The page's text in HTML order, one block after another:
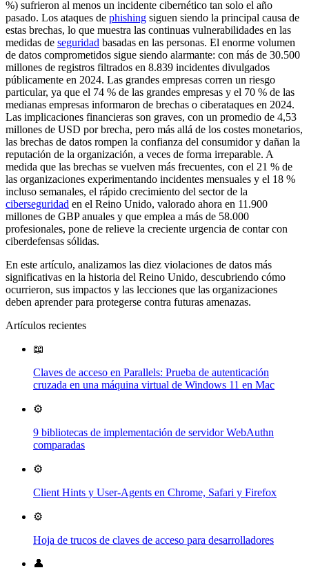
%) sufrieron al menos un incidente cibernético tan solo el año
pasado. Los ataques de phishing siguen siendo la principal causa de
estas brechas, lo que muestra las continuas vulnerabilidades en las
medidas de seguridad basadas en las personas. El enorme volumen
de datos comprometidos sigue siendo alarmante: con más de 30.500
millones de registros filtrados en 8.839 incidentes divulgados
públicamente en 2024. Las grandes empresas corren un riesgo
particular, ya que el 74 % de las grandes empresas y el 70 % de las
medianas empresas informaron de brechas o ciberataques en 2024.
Las implicaciones financieras son graves, con un promedio de 4,53
millones de USD por brecha, pero más allá de los costes monetarios,
las brechas de datos rompen la confianza del consumidor y dañan la
reputación de la organización, a veces de forma irreparable. A
medida que las brechas se vuelven más frecuentes, con el 21 % de
las organizaciones experimentando incidentes mensuales y el 18 %
incluso semanales, el rápido crecimiento del sector de la
ciberseguridad en el Reino Unido, valorado ahora en 11.900
millones de GBP anuales y que emplea a más de 58.000
profesionales, pone de relieve la creciente urgencia de contar con
ciberdefensas sólidas.
En este artículo, analizamos las diez violaciones de datos más
significativas en la historia del Reino Unido, descubriendo cómo
ocurrieron, sus impactos y las lecciones que las organizaciones
deben aprender para protegerse contra futuras amenazas.
Artículos recientes
📖
Claves de acceso en Parallels: Prueba de autenticación
cruzada en una máquina virtual de Windows 11 en Mac
⚙️
9 bibliotecas de implementación de servidor WebAuthn
comparadas
⚙️
Client Hints y User-Agents en Chrome, Safari y Firefox
⚙️
Hoja de trucos de claves de acceso para desarrolladores
👤